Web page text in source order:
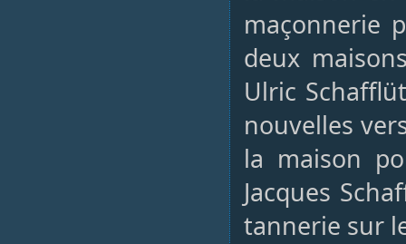
maçonnerie
deux
Ulric
nouvelles
la maison
Jacques
tannerie sur